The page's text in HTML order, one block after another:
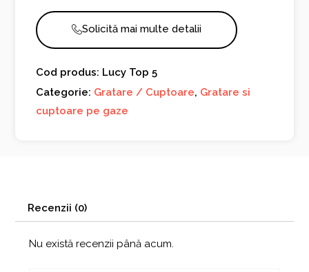
Solicită mai multe detalii
Cod produs: Lucy Top 5
Categorie: Gratare / Cuptoare, Gratare si
cuptoare pe gaze
Recenzii (0)
Nu există recenzii până acum.